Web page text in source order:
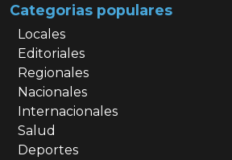
Categorias populares
Locales
Editoriales
Regionales
Nacionales
Internacionales
Salud
Deportes